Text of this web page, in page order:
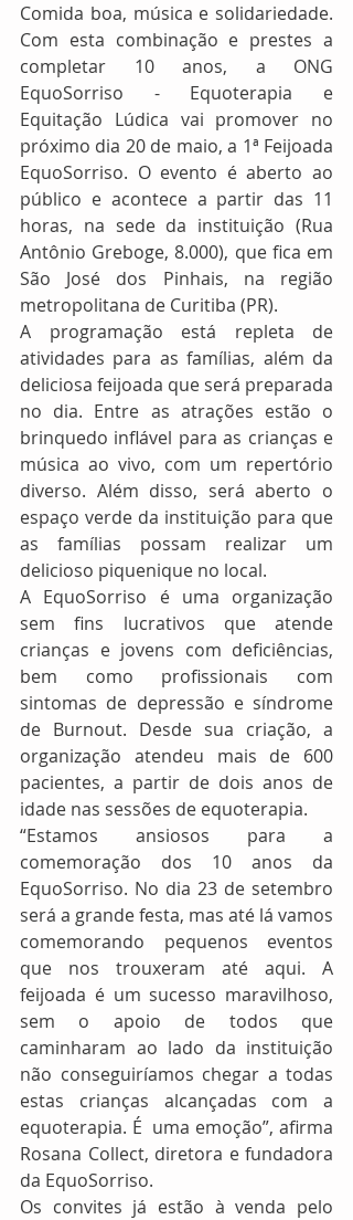
Comida boa, música e solidariedade.
Com esta combinação e prestes a
completar 10 anos, a ONG
EquoSorriso - Equoterapia e
Equitação Lúdica vai promover no
próximo dia 20 de maio, a 1ª Feijoada
EquoSorriso. O evento é aberto ao
público e acontece a partir das 11
horas, na sede da instituição (Rua
Antônio Greboge, 8.000), que fica em
São José dos Pinhais, na região
metropolitana de Curitiba (PR).
A programação está repleta de
atividades para as famílias, além da
deliciosa feijoada que será preparada
no dia. Entre as atrações estão o
brinquedo inflável para as crianças e
música ao vivo, com um repertório
diverso. Além disso, será aberto o
espaço verde da instituição para que
as famílias possam realizar um
delicioso piquenique no local.
A EquoSorriso é uma organização
sem fins lucrativos que atende
crianças e jovens com deficiências,
bem como profissionais com
sintomas de depressão e síndrome
de Burnout. Desde sua criação, a
organização atendeu mais de 600
pacientes, a partir de dois anos de
idade nas sessões de equoterapia.
“Estamos ansiosos para a
comemoração dos 10 anos da
EquoSorriso. No dia 23 de setembro
será a grande festa, mas até lá vamos
comemorando pequenos eventos
que nos trouxeram até aqui. A
feijoada é um sucesso maravilhoso,
sem o apoio de todos que
caminharam ao lado da instituição
não conseguiríamos chegar a todas
estas crianças alcançadas com a
equoterapia. É  uma emoção”, afirma
Rosana Collect, diretora e fundadora
da EquoSorriso.